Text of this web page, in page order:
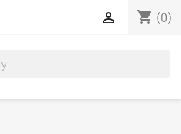
shopping_cart (0)
